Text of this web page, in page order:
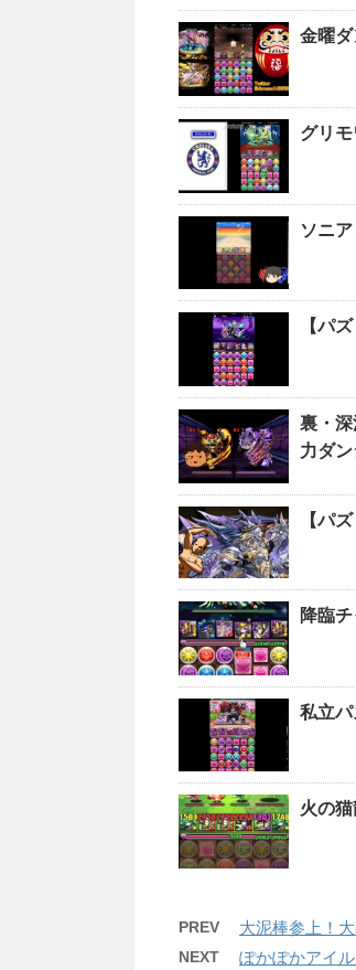
金曜
グリ
ソニ
【パ
裏・
力ダ
【パ
降臨
私立
火の
PREV 大泥棒参上！
NEXT ぽかぽかアイ